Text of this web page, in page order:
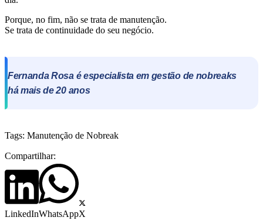
Porque, no fim, não se trata de manutenção.
Se trata de continuidade do seu negócio.
Fernanda Rosa é especialista em gestão de nobreaks
há mais de 20 anos
Tags: Manutenção de Nobreak
Compartilhar:
LinkedInWhatsAppX